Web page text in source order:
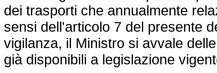
dei trasporti che annualmente
sensi dell'articolo 7 del presente
vigilanza, il Ministro si avvale
già disponibili a legislazione